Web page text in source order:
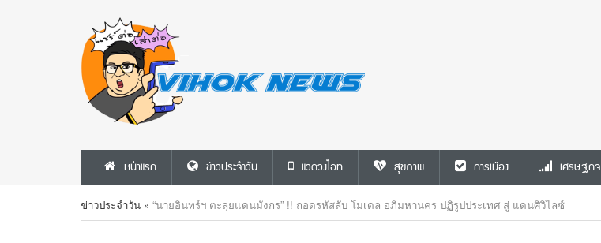
หน้าแรก ข่าวประจำวัน แวดวงไอที สุขภาพ การเมือง เศรษฐกิจ
ข่าวประจำวัน » “นายอินทร์ฯ ตะลุยแดนมังกร” !! ถอดรหัสลับ โมเดล อภิมหานคร ปฏิรูปประเทศ สู่ แดนศิวิไลซ์